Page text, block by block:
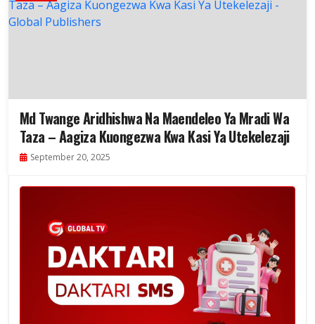
Md Twange Aridhishwa Na Maendeleo Ya Mradi Wa
Taza – Aagiza Kuongezwa Kwa Kasi Ya Utekelezaji
September 20, 2025